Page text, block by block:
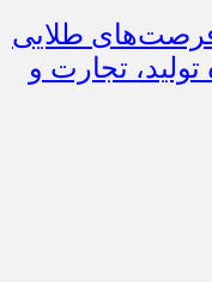
طلایی
تجارت و